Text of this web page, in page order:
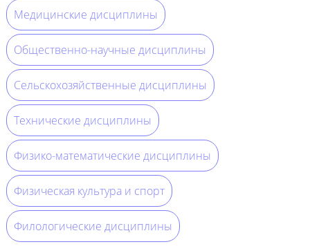
Медицинские дисциплины
Общественно-научные дисциплины
Сельскохозяйственные дисциплины
Технические дисциплины
Физико-математические дисциплины
Физическая культура и спорт
Филологические дисциплины